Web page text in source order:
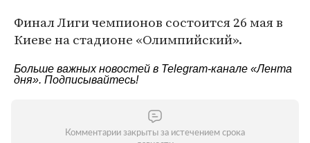
Финал Лиги чемпионов состоится 26 мая в
Киеве на стадионе «Олимпийский».
Больше важных новостей в Telegram-канале «Лента
дня». Подписывайтесь!
Комментарии закрыты за истечением срока